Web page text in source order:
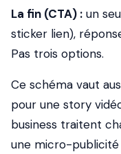
La fin (CTA) : un
sticker lien),
Pas trois options.
Ce schéma vaut
pour une story
business traitent
une micro-publicité